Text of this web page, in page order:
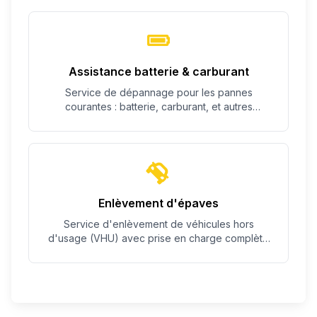
Assistance batterie & carburant
Service de dépannage pour les pannes
courantes : batterie, carburant, et autres
Enlèvement d'épaves
Service d'enlèvement de véhicules hors
d'usage (VHU) avec prise en charge complète